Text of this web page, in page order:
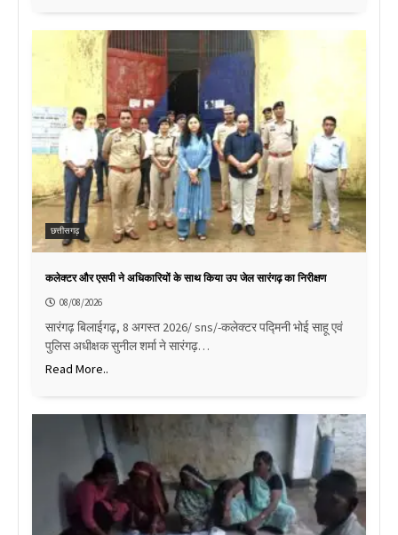
छत्तीसगढ़
कलेक्टर और एसपी ने अधिकारियों के साथ किया उप जेल सारंगढ़ का निरीक्षण
08/08/2026
सारंगढ़ बिलाईगढ़, 8 अगस्त 2026/ sns/-कलेक्टर पद्मिनी भोई साहू एवं
पुलिस अधीक्षक सुनील शर्मा ने सारंगढ़…
Read More..